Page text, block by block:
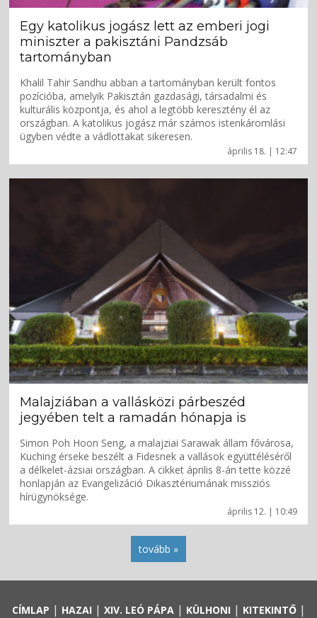
április 18. | 12:47
Egy katolikus jogász lett az emberi jogi
miniszter a pakisztáni Pandzsáb
tartományban
Khalil Tahir Sandhu abban a tartományban került fontos
pozícióba, amelyik Pakisztán gazdasági, társadalmi és
kulturális központja, és ahol a legtöbb keresztény él az
országban. A katolikus jogász már számos istenkáromlási
ügyben védte a vádlottakat sikeresen.
április 12. | 10:49
Malajziában a vallásközi párbeszéd
jegyében telt a ramadán hónapja is
Simon Poh Hoon Seng, a malajziai Sarawak állam fővárosa,
Kuching érseke beszélt a Fidesnek a vallások együttéléséről
a délkelet-ázsiai országban. A cikket április 8-án tette közzé
honlapján az Evangelizáció Dikasztériumának missziós
hírügynöksége.
tovább »
CÍMLAP | HAZAI | XIV. LEÓ PÁPA| KÜLHONI | KITEKINTŐ|